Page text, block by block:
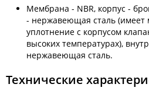
Мембрана - NBR, корпус -
- нержавеющая сталь (имеет
уплотнение с корпусом
высоких температурах),
нержавеющая сталь.
Технические